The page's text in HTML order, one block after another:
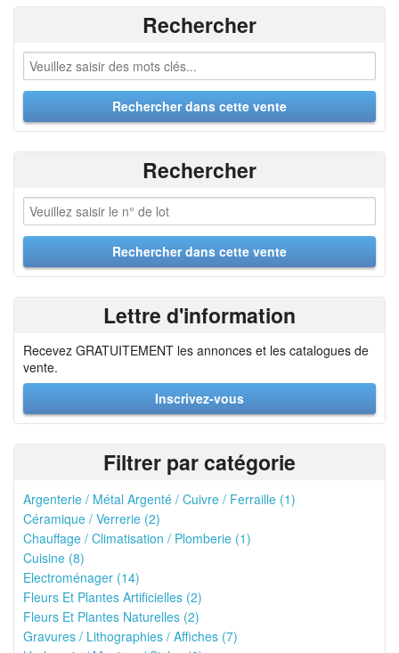
Rechercher
Rechercher
Lettre d'information
Recevez GRATUITEMENT les annonces et les catalogues de
vente.
Inscrivez-vous
Filtrer par catégorie
Argenterie / Métal Argenté / Cuivre / Ferraille (1)
Céramique / Verrerie (2)
Chauffage / Climatisation / Plomberie (1)
Cuisine (8)
Electroménager (14)
Fleurs Et Plantes Artificielles (2)
Fleurs Et Plantes Naturelles (2)
Gravures / Lithographies / Affiches (7)